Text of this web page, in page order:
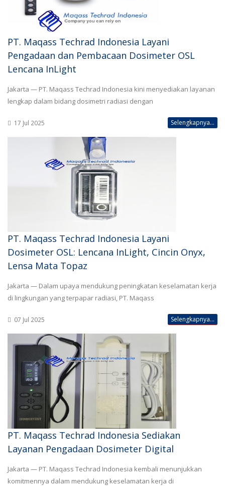
PT. Maqass Techrad Indonesia Layani
Pengadaan dan Pembacaan Dosimeter OSL
Lencana InLight
Jakarta — PT. Maqass Techrad Indonesia kini menyediakan layanan
lengkap dalam bidang dosimetri radiasi dengan
17 Jul 2025 Selengkapnya...
PT. Maqass Techrad Indonesia Layani
Dosimeter OSL: Lencana InLight, Cincin Onyx,
Lensa Mata Topaz
Jakarta — Dalam upaya mendukung peningkatan keselamatan kerja
di lingkungan yang terpapar radiasi, PT. Maqass
07 Jul 2025 Selengkapnya...
PT. Maqass Techrad Indonesia Sediakan
Layanan Pengadaan Dosimeter Digital
Jakarta — PT. Maqass Techrad Indonesia kembali menunjukkan
komitmennya dalam mendukung keselamatan kerja di